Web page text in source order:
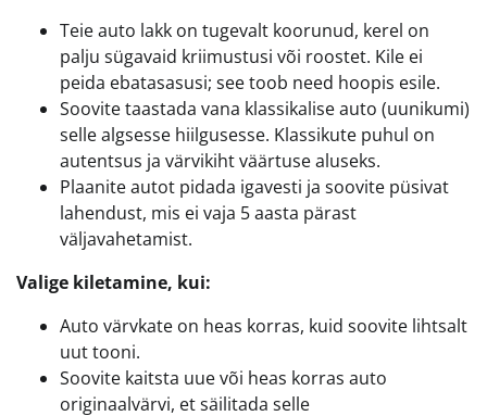
Teie auto lakk on tugevalt koorunud, kerel on
palju sügavaid kriimustusi või roostet. Kile ei
peida ebatasasusi; see toob need hoopis esile.
Soovite taastada vana klassikalise auto (uunikumi)
selle algsesse hiilgusesse. Klassikute puhul on
autentsus ja värvikiht väärtuse aluseks.
Plaanite autot pidada igavesti ja soovite püsivat
lahendust, mis ei vaja 5 aasta pärast
väljavahetamist.
Valige kiletamine, kui:
Auto värvkate on heas korras, kuid soovite lihtsalt
uut tooni.
Soovite kaitsta uue või heas korras auto
originaalvärvi, et säilitada selle